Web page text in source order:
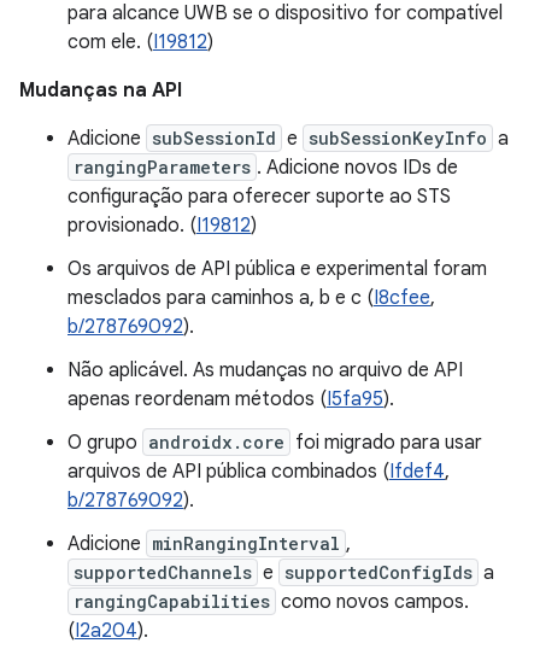
para alcance UWB se o dispositivo for compatível
com ele. (I19812)
Mudanças na API
Adicione subSessionId e subSessionKeyInfo a
rangingParameters . Adicione novos IDs de
configuração para oferecer suporte ao STS
provisionado. (I19812)
Os arquivos de API pública e experimental foram
mesclados para caminhos a, b e c (I8cfee,
b/278769092).
Não aplicável. As mudanças no arquivo de API
apenas reordenam métodos (I5fa95).
O grupo androidx.core foi migrado para usar
arquivos de API pública combinados (Ifdef4,
b/278769092).
Adicione minRangingInterval ,
supportedChannels e supportedConfigIds a
rangingCapabilities como novos campos.
(I2a204).